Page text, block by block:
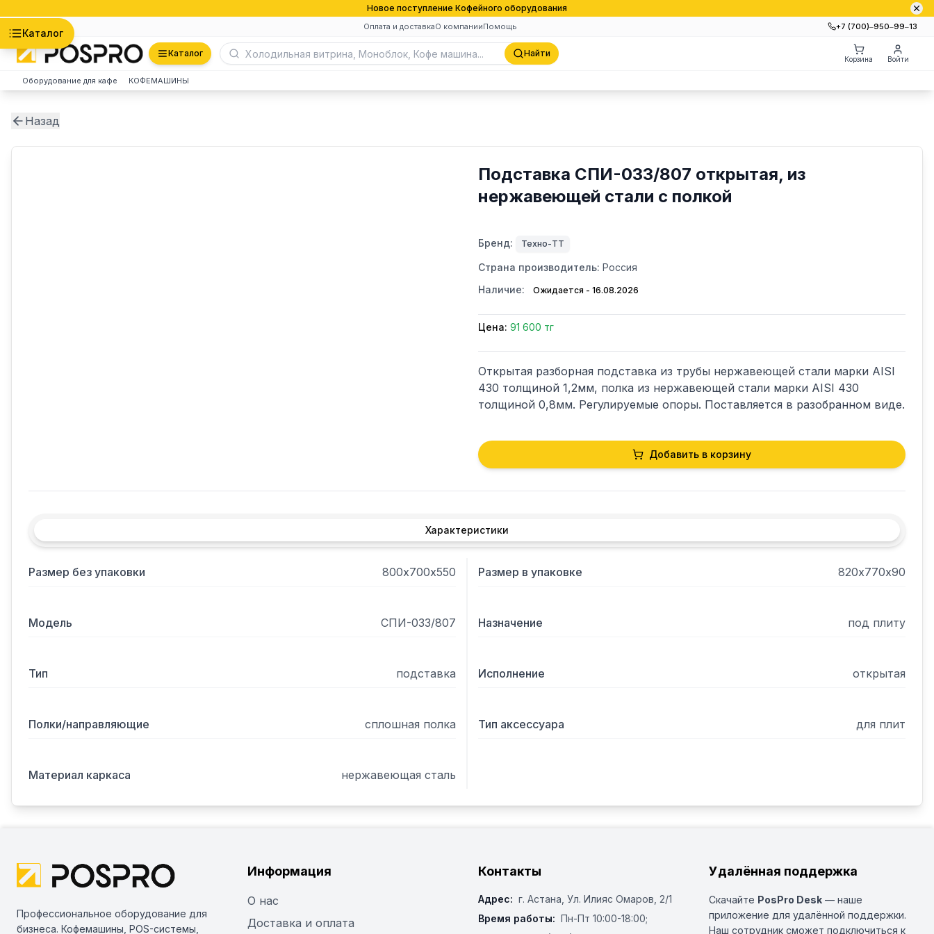
Новое поступление Кофейного оборудования
Оплата и доставкаО компанииПомощь +7 (700)‒950‒99‒13
Каталог
Каталог Найти
Корзина Войти
Оборудование для кафе КОФЕМАШИНЫ
Назад
Подставка СПИ-033/807 открытая, из
нержавеющей стали с полкой
Бренд: Техно-ТТ
Страна производитель: Россия
Наличие:
Ожидается - 16.08.2026
Цена: 91 600 тг
Открытая разборная подставка из трубы нержавеющей стали марки AISI
430 толщиной 1,2мм, полка из нержавеющей стали марки AISI 430
Добавить в корзину
Характеристики
Размер без упаковки 800х700х550 Размер в упаковке 820х770х90
Модель СПИ-033/807 Назначение под плиту
Тип подставка Исполнение открытая
Полки/направляющие сплошная полка Тип аксессуара для плит
Материал каркаса нержавеющая сталь
Профессиональное оборудование для
бизнеса. Кофемашины, POS-системы,
Информация
О нас
Доставка и оплата
Контакты
Адрес: г. Астана, ​Ул. Илияс Омаров, 2/1
Время работы: Пн-Пт 10:00-18:00;
Удалённая поддержка
Скачайте PosPro Desk — наше
приложение для удалённой поддержки.
Наш сотрудник сможет подключиться к